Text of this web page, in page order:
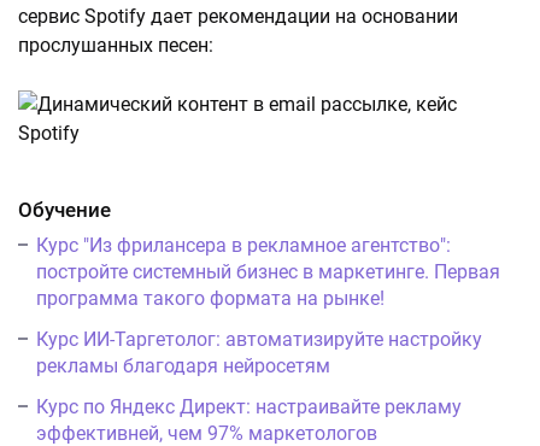
сервис Spotify дает рекомендации на основании
прослушанных песен:
Обучение
Курс "Из фрилансера в рекламное агентство":
постройте системный бизнес в маркетинге. Первая
программа такого формата на рынке!
Курс ИИ-Таргетолог: автоматизируйте настройку
рекламы благодаря нейросетям
Курс по Яндекс Директ: настраивайте рекламу
эффективней, чем 97% маркетологов